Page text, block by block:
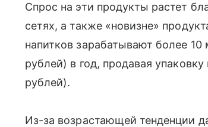
Спрос на эти продукты растет
сетях, а также «новизне»
напитков зарабатывают более
рублей) в год, продавая
рублей).
Из-за возрастающей тенденции